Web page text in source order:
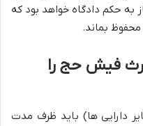
حکم دادگاه خواهد بود که
بماند.
ارث فیش حج را
دارایی ها) باید ظرف مدت